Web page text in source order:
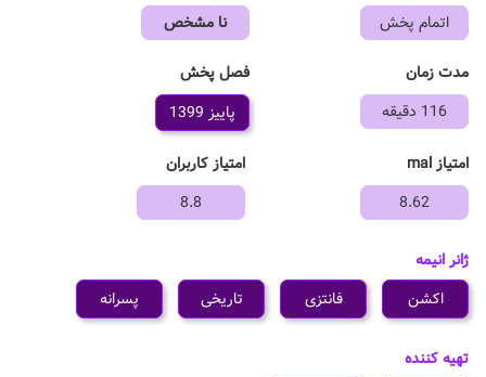
اتمام پخش
نا مشخص
مدت زمان
116 دقیقه
فصل پخش
پاییز 1399
امتیاز mal
8.62
امتیاز کاربران
8.8
ژانر انیمه
اکشن
فانتزی تاریخی پسرانه
تهیه کننده